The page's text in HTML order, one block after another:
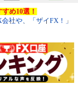
め10選！
社や、「ザイFX！」